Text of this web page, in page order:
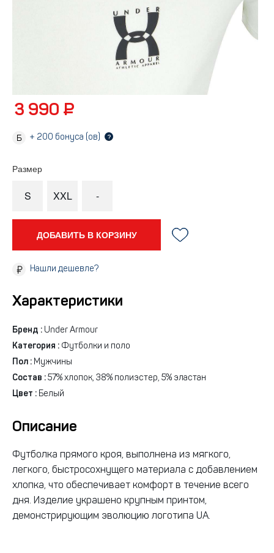
3 990 ₽
+ 200 бонуса (ов) ?
Размер
S XXL -
ДОБАВИТЬ В КОРЗИНУ
Нашли дешевле?
Характеристики
Бренд : Under Armour
Категория : Футболки и поло
Пол : Мужчины
Состав : 57% хлопок, 38% полиэстер, 5% эластан
Цвет : Белый
Описание
Футболка прямого кроя, выполнена из мягкого,
легкого, быстросохнущего материала с добавлением
хлопка, что обеспечивает комфорт в течение всего
дня. Изделие украшено крупным принтом,
демонстрирующим эволюцию логотипа UA.